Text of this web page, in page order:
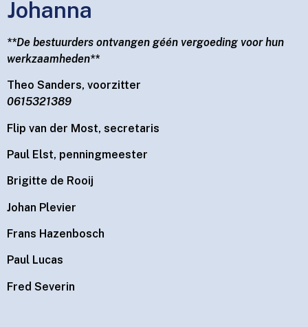
Johanna
**De bestuurders ontvangen géén vergoeding voor hun
werkzaamheden**
Theo Sanders, voorzitter
0615321389
Flip van der Most, secretaris
Paul Elst, penningmeester
Brigitte de Rooij
Johan Plevier
Frans Hazenbosch
Paul Lucas
Fred Severin